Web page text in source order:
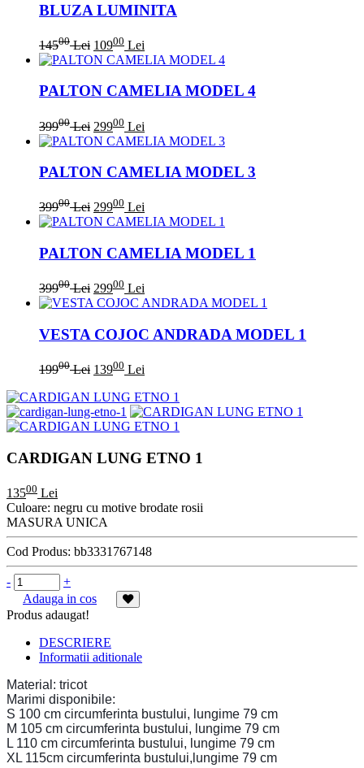
BLUZA LUMINITA
14500Lei 10900 Lei
PALTON CAMELIA MODEL 4
39900Lei 29900 Lei
PALTON CAMELIA MODEL 3
39900Lei 29900 Lei
PALTON CAMELIA MODEL 1
39900Lei 29900 Lei
VESTA COJOC ANDRADA MODEL 1
19900Lei 13900 Lei
CARDIGAN LUNG ETNO 1
13500 Lei
Culoare: negru cu motive brodate rosii
MASURA UNICA
Cod Produs: bb3331767148
-
+
Adauga in cos
Produs adaugat!
DESCRIERE
Informatii aditionale
Material: tricot
Marimi disponibile:
S 100 cm circumferinta bustului, lungime 79 cm
M 105 cm circumferinta bustului, lungime 79 cm
L 110 cm circumferinta bustului, lungime 79 cm
XL 115cm circumferinta bustului,lungime 79 cm